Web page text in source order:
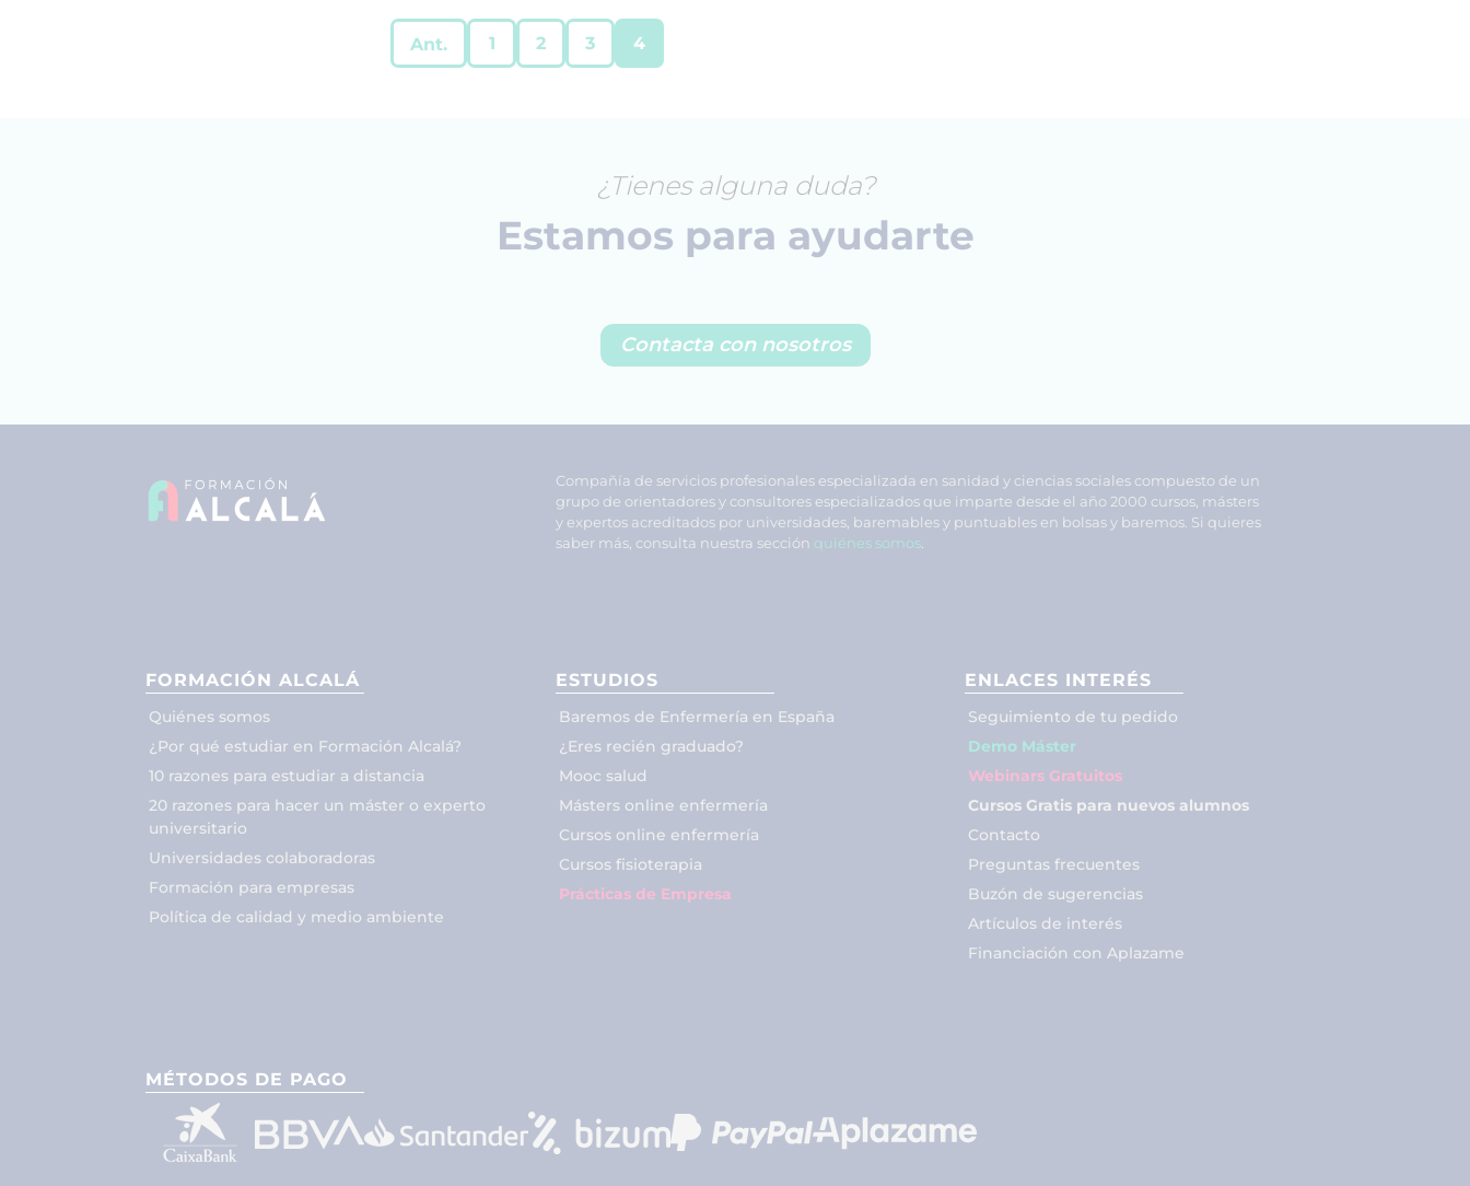
Ant. 1 2 3 4
¿Tienes alguna duda?
Estamos para ayudarte
Contacta con nosotros
Compañía de servicios profesionales especializada en sanidad y ciencias sociales compuesto de un
grupo de orientadores y consultores especializados que imparte desde el año 2000 cursos, másters
y expertos acreditados por universidades, baremables y puntuables en bolsas y baremos. Si quieres
saber más, consulta nuestra sección quiénes somos.
FORMACIÓN ALCALÁ
Quiénes somos
¿Por qué estudiar en Formación Alcalá?
10 razones para estudiar a distancia
20 razones para hacer un máster o experto
universitario
Universidades colaboradoras
Formación para empresas
Política de calidad y medio ambiente
ESTUDIOS
Baremos de Enfermería en España
¿Eres recién graduado?
Mooc salud
Másters online enfermería
Cursos online enfermería
Cursos fisioterapia
Prácticas de Empresa
ENLACES INTERÉS
Seguimiento de tu pedido
Demo Máster
Webinars Gratuitos
Cursos Gratis para nuevos alumnos
Contacto
Preguntas frecuentes
Buzón de sugerencias
Artículos de interés
Financiación con Aplazame
MÉTODOS DE PAGO